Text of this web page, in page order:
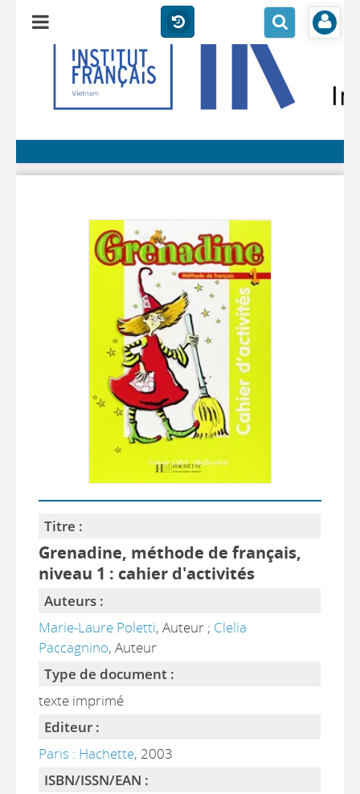
Titre :
Grenadine, méthode de français,
niveau 1 : cahier d'activités
Auteurs :
Marie-Laure Poletti, Auteur ; Clelia
Paccagnino, Auteur
Type de document :
texte imprimé
Editeur :
Paris : Hachette, 2003
ISBN/ISSN/EAN :